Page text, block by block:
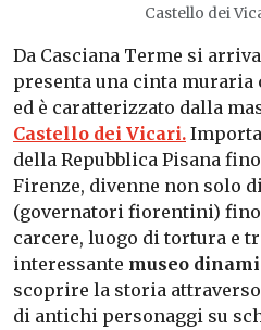
Castello dei
Da Casciana Terme si
presenta una cinta muraria
ed è caratterizzato dalla
Castello dei Vicari.
della Repubblica Pisana
Firenze, divenne non solo
(governatori fiorentini) fino
carcere, luogo di tortura e
interessante museo
scoprire la storia
di antichi personaggi su